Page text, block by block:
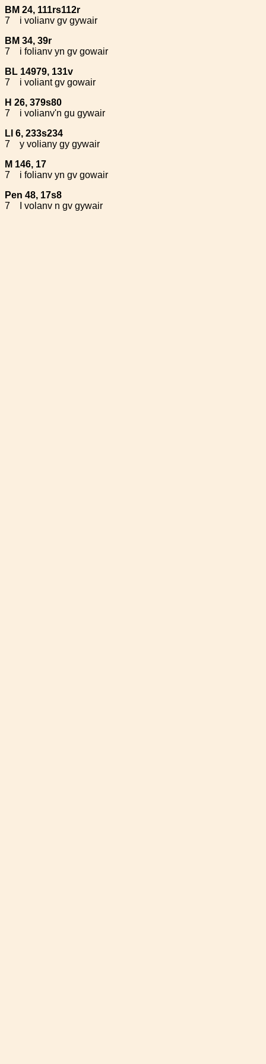
BM 24, 111rs112r
7
i volianv gv gywair
BM 34, 39r
7
i folianv yn gv gowair
BL 14979, 131v
7
i voliant gv gowair
H 26, 379s80
7
i volianv'n gu gywair
Ll 6, 233s234
7
y voliany gy gywair
M 146, 17
7
i folianv yn gv gowair
Pen 48, 17s8
7
I volanv n gv gywair